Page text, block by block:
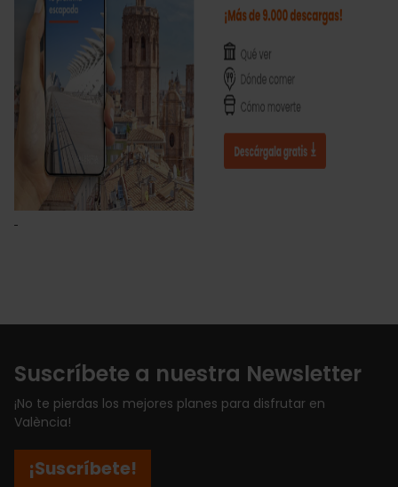
Suscríbete a nuestra Newsletter
¡No te pierdas los mejores planes para disfrutar en
València!
¡Suscríbete!